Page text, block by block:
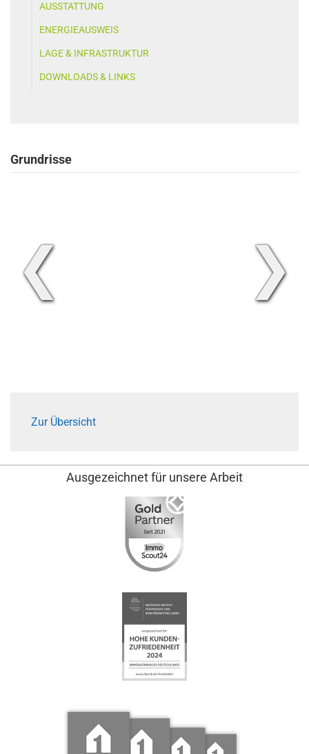
AUSSTATTUNG
ENERGIEAUSWEIS
LAGE & INFRASTRUKTUR
DOWNLOADS & LINKS
Grundrisse
❮ ❯
Zur Übersicht
Ausgezeichnet für unsere Arbeit